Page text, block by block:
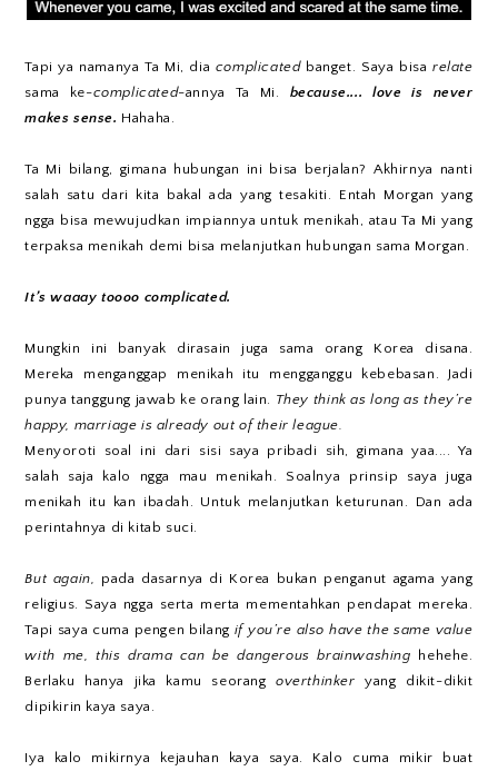
Tapi ya namanya Ta Mi, dia complicatedbanget. Saya bisa relate
sama ke-complicated-annya Ta Mi. because.... love is never
makes sense. Hahaha.
Ta Mi bilang, gimana hubungan ini bisa berjalan? Akhirnya nanti
salah satu dari kita bakal ada yang tesakiti. Entah Morgan yang
ngga bisa mewujudkan impiannya untuk menikah, atau Ta Mi yang
terpaksa menikah demi bisa melanjutkan hubungan sama Morgan.
It’s waaay toooo complicated.
Mungkin ini banyak dirasain juga sama orang Korea disana.
Mereka menganggap menikah itu mengganggu kebebasan. Jadi
punya tanggung jawab ke orang lain. They think as long as they’re
happy, marriage is already out of their league.
Menyoroti soal ini dari sisi saya pribadi sih, gimana yaa.... Ya
salah saja kalo ngga mau menikah. Soalnya prinsip saya juga
menikah itu kan ibadah. Untuk melanjutkan keturunan. Dan ada
perintahnya di kitab suci.
But again, pada dasarnya di Korea bukan penganut agama yang
religius. Saya ngga serta merta mementahkan pendapat mereka.
Tapi saya cuma pengen bilang if you’re also have the same value
with me, this drama can be dangerous brainwashing hehehe.
Berlaku hanya jika kamu seorangoverthinkeryang dikit-dikit
dipikirin kaya saya.
Iya kalo mikirnya kejauhan kaya saya. Kalo cuma mikir buat